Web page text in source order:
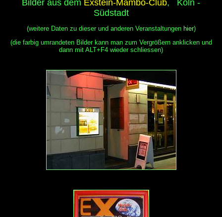
Bilder aus dem Exstein-Mambo-Club, Köln -
Südstadt
(weitere Daten zu dieser und anderen Veranstaltungen hier)
(die farbig umrandeten Bilder kann man zum Vergrößern anklicken und
dann mit ALT+F4 wieder schliessen)